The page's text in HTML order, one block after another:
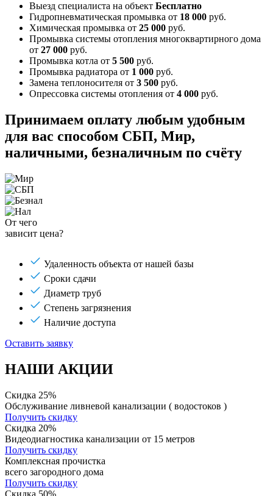
Выезд специалиста на объект Бесплатно
Гидропневматическая промывка от 18 000 руб.
Химическая промывка от 25 000 руб.
Промывка системы отопления многоквартирного дома
от 27 000 руб.
Промывка котла от 5 500 руб.
Промывка радиатора от 1 000 руб.
Замена теплоносителя от 3 500 руб.
Опрессовка системы отопления от 4 000 руб.
Принимаем оплату любым удобным
для вас способом СБП, Мир,
наличными, безналичным по счёту
От чего
зависит цена?
Удаленность объекта от нашей базы
Сроки сдачи
Диаметр труб
Степень загрязнения
Наличие доступа
Оставить заявку
НАШИ АКЦИИ
Скидка 25%
Обслуживание ливневой канализации ( водостоков )
Получить скидку
Скидка 20%
Видеодиагностика канализации от 15 метров
Получить скидку
Комплексная прочистка
всего загородного дома
Получить скидку
Скидка 50%